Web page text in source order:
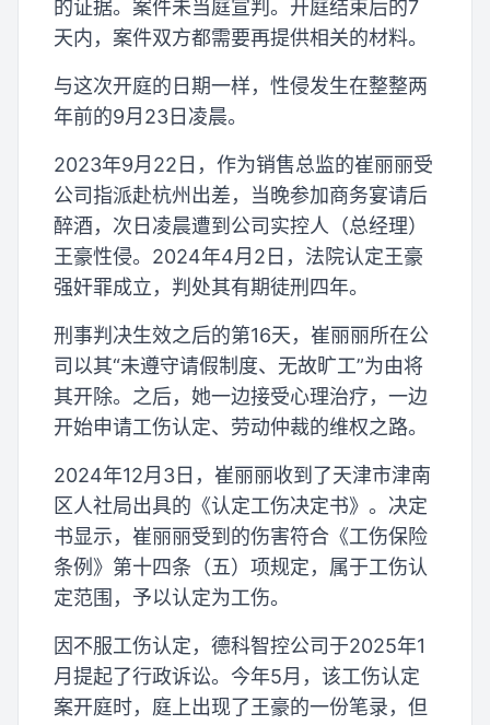
的证据。案件未当庭宣判。开庭结束后的7
天内，案件双方都需要再提供相关的材料。
与这次开庭的日期一样，性侵发生在整整两
年前的9月23日凌晨。
2023年9月22日，作为销售总监的崔丽丽受
公司指派赴杭州出差，当晚参加商务宴请后
醉酒，次日凌晨遭到公司实控人（总经理）
王豪性侵。2024年4月2日，法院认定王豪
强奸罪成立，判处其有期徒刑四年。
刑事判决生效之后的第16天，崔丽丽所在公
司以其“未遵守请假制度、无故旷工”为由将
其开除。之后，她一边接受心理治疗，一边
开始申请工伤认定、劳动仲裁的维权之路。
2024年12月3日，崔丽丽收到了天津市津南
区人社局出具的《认定工伤决定书》。决定
书显示，崔丽丽受到的伤害符合《工伤保险
条例》第十四条（五）项规定，属于工伤认
定范围，予以认定为工伤。
因不服工伤认定，德科智控公司于2025年1
月提起了行政诉讼。今年5月，该工伤认定
案开庭时，庭上出现了王豪的一份笔录，但